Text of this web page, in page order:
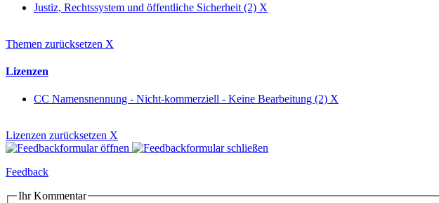
Justiz, Rechtssystem und öffentliche Sicherheit (2) X
Themen zurücksetzen X
Lizenzen
CC Namensnennung - Nicht-kommerziell - Keine Bearbeitung (2) X
Lizenzen zurücksetzen X
Feedback
Ihr Kommentar